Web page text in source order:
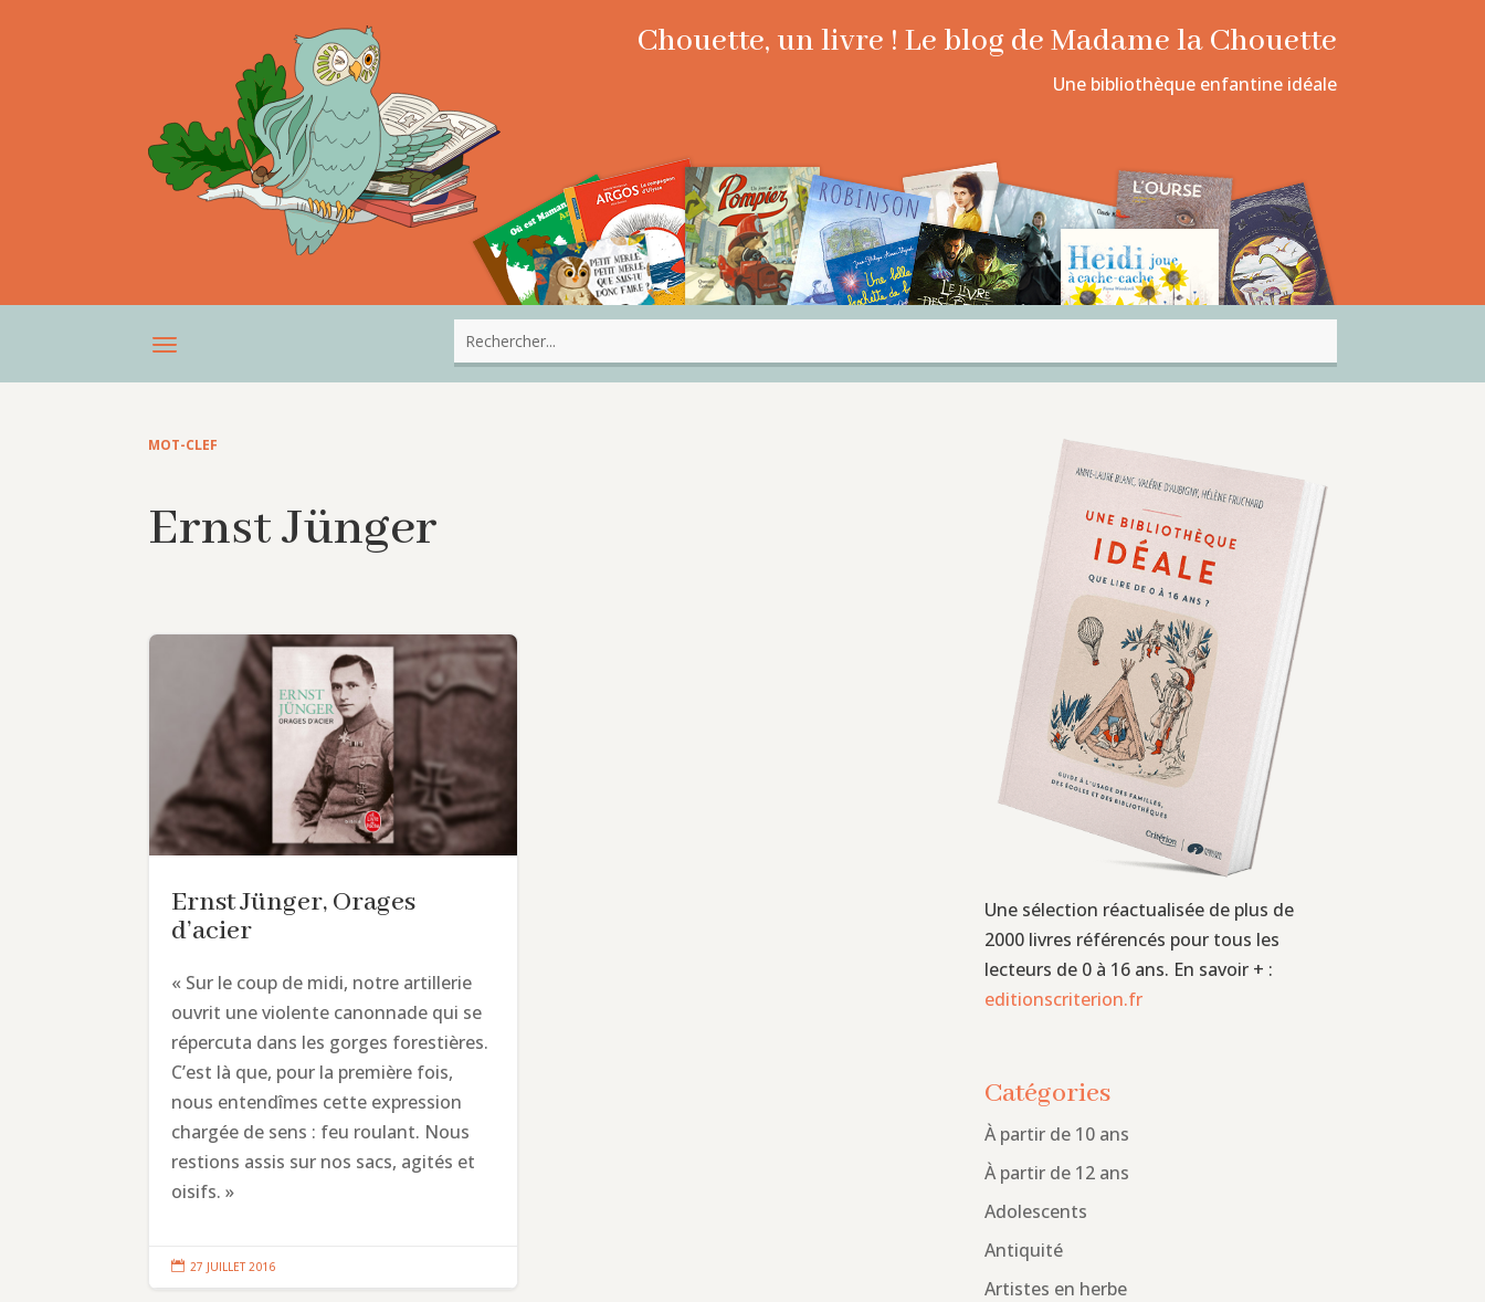
Chouette, un livre ! Le blog de Madame la Chouette
Une bibliothèque enfantine idéale
MOT-CLEF
Ernst Jünger
Ernst Jünger, Orages
d’acier
« Sur le coup de midi, notre artillerie
ouvrit une violente canonnade qui se
répercuta dans les gorges forestières.
C’est là que, pour la première fois,
nous entendîmes cette expression
chargée de sens : feu roulant. Nous
restions assis sur nos sacs, agités et
oisifs. »
 27 JUILLET 2016
Une sélection réactualisée de plus de
2000 livres référencés pour tous les
lecteurs de 0 à 16 ans. En savoir + :
editionscriterion.fr
Catégories
À partir de 10 ans
À partir de 12 ans
Adolescents
Antiquité
Artistes en herbe